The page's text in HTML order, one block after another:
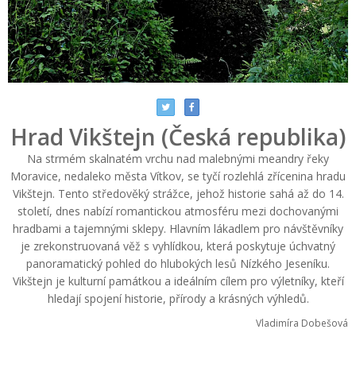
Hrad Vikštejn (Česká republika)
Na strmém skalnatém vrchu nad malebnými meandry řeky
Moravice, nedaleko města Vítkov, se tyčí rozlehlá zřícenina hradu
Vikštejn. Tento středověký strážce, jehož historie sahá až do 14.
století, dnes nabízí romantickou atmosféru mezi dochovanými
hradbami a tajemnými sklepy. Hlavním lákadlem pro návštěvníky
je zrekonstruovaná věž s vyhlídkou, která poskytuje úchvatný
panoramatický pohled do hlubokých lesů Nízkého Jeseníku.
Vikštejn je kulturní památkou a ideálním cílem pro výletníky, kteří
hledají spojení historie, přírody a krásných výhledů.
Vladimíra Dobešová